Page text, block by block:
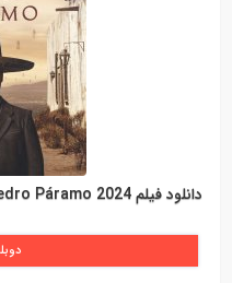
دانلود فیلم Pedro Páramo 2024